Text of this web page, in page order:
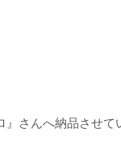
さんへ納品させ